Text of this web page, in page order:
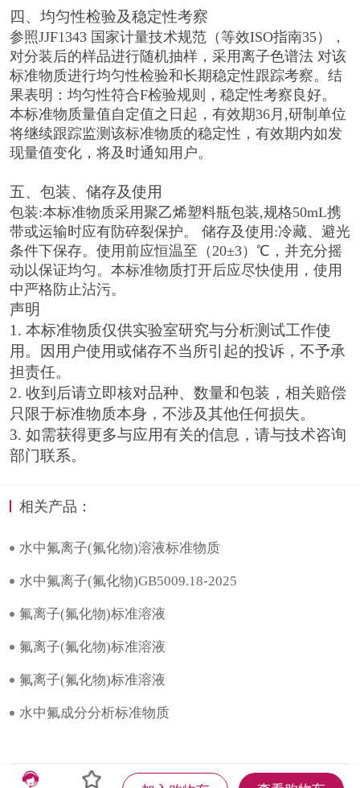
四、均匀性检验及稳定性考察
参照JJF1343 国家计量技术规范（等效ISO指南35），
对分装后的样品进行随机抽样，采用离子色谱法 对该
标准物质进行均匀性检验和长期稳定性跟踪考察。结
果表明：均匀性符合F检验规则，稳定性考察良好。
本标准物质量值自定值之日起，有效期36月,研制单位
将继续跟踪监测该标准物质的稳定性，有效期内如发
现量值变化，将及时通知用户。
五、包装、储存及使用
包装:本标准物质采用聚乙烯塑料瓶包装,规格50mL携
带或运输时应有防碎裂保护。 储存及使用:冷藏、避光
条件下保存。使用前应恒温至（20±3）℃，并充分摇
动以保证均匀。本标准物质打开后应尽快使用，使用
中严格防止沾污。
声明
1. 本标准物质仅供实验室研究与分析测试工作使
用。因用户使用或储存不当所引起的投诉，不予承
担责任。
2. 收到后请立即核对品种、数量和包装，相关赔偿
只限于标准物质本身，不涉及其他任何损失。
3. 如需获得更多与应用有关的信息，请与技术咨询
部门联系。
相关产品：
水中氟离子(氟化物)溶液标准物质
水中氟离子(氟化物)GB5009.18-2025
氟离子(氟化物)标准溶液
氟离子(氟化物)标准溶液
氟离子(氟化物)标准溶液
水中氟成分分析标准物质